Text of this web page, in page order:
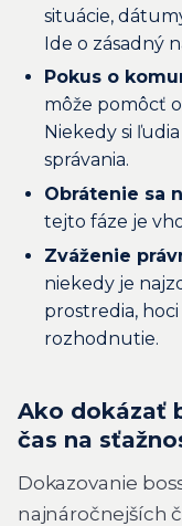
situácie,
Ide o zásadný
Pokus o
môže pomôcť
Niekedy si
správania.
Obrátenie sa
tejto fáze je
Zváženie
niekedy je
prostredia,
rozhodnutie.
Ako dokázať
čas na
Dokazovanie
najnáročnejších